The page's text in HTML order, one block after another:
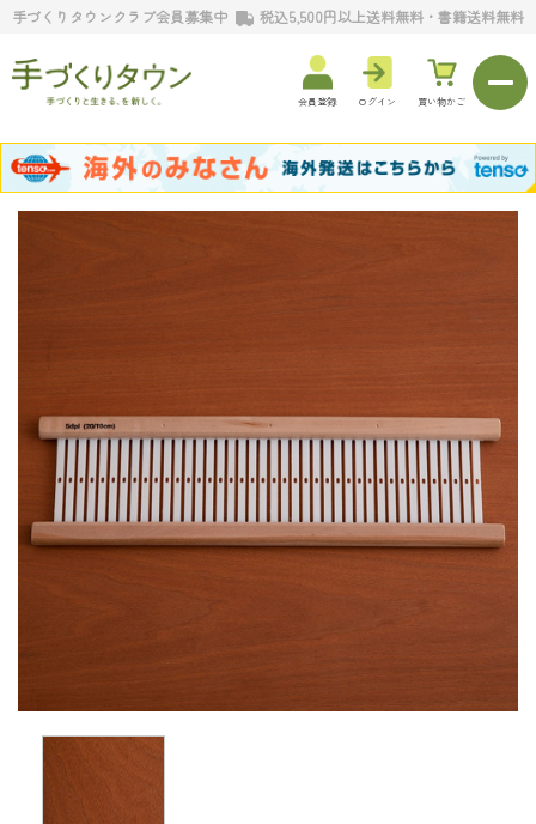
手づくりタウンクラブ会員募集中 税込5,500円以上送料無料・書籍送料無料
会員登録 ログイン 買い物かご